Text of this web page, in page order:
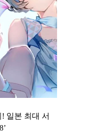
일본 최대 서